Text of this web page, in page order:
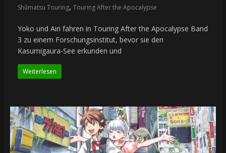
Shūmatsu Touring, Touring After the Apocalypse
Yoko und Airi fahren in Touring After the Apocalypse Band
3 zu einem Forschungsinstitut, bevor sie den
Kasumigaura-See erkunden und
Weiterlesen